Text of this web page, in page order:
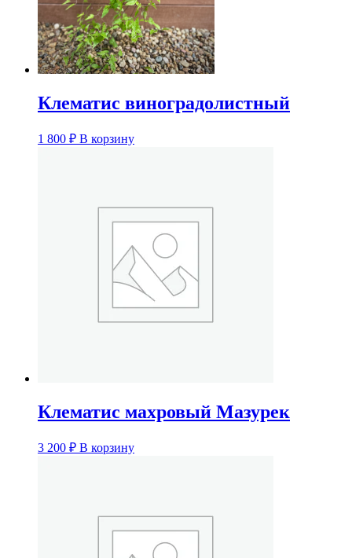
Клематис виноградолистный
1 800 ₽ В корзину
Клематис махровый Мазурек
3 200 ₽ В корзину